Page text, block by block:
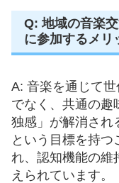
Q: 地域の音楽
に参加するメリ
A: 音楽を通じて
でなく、共通の趣
独感」が解消され
という目標を持つ
れ、認知機能の維
えられています。